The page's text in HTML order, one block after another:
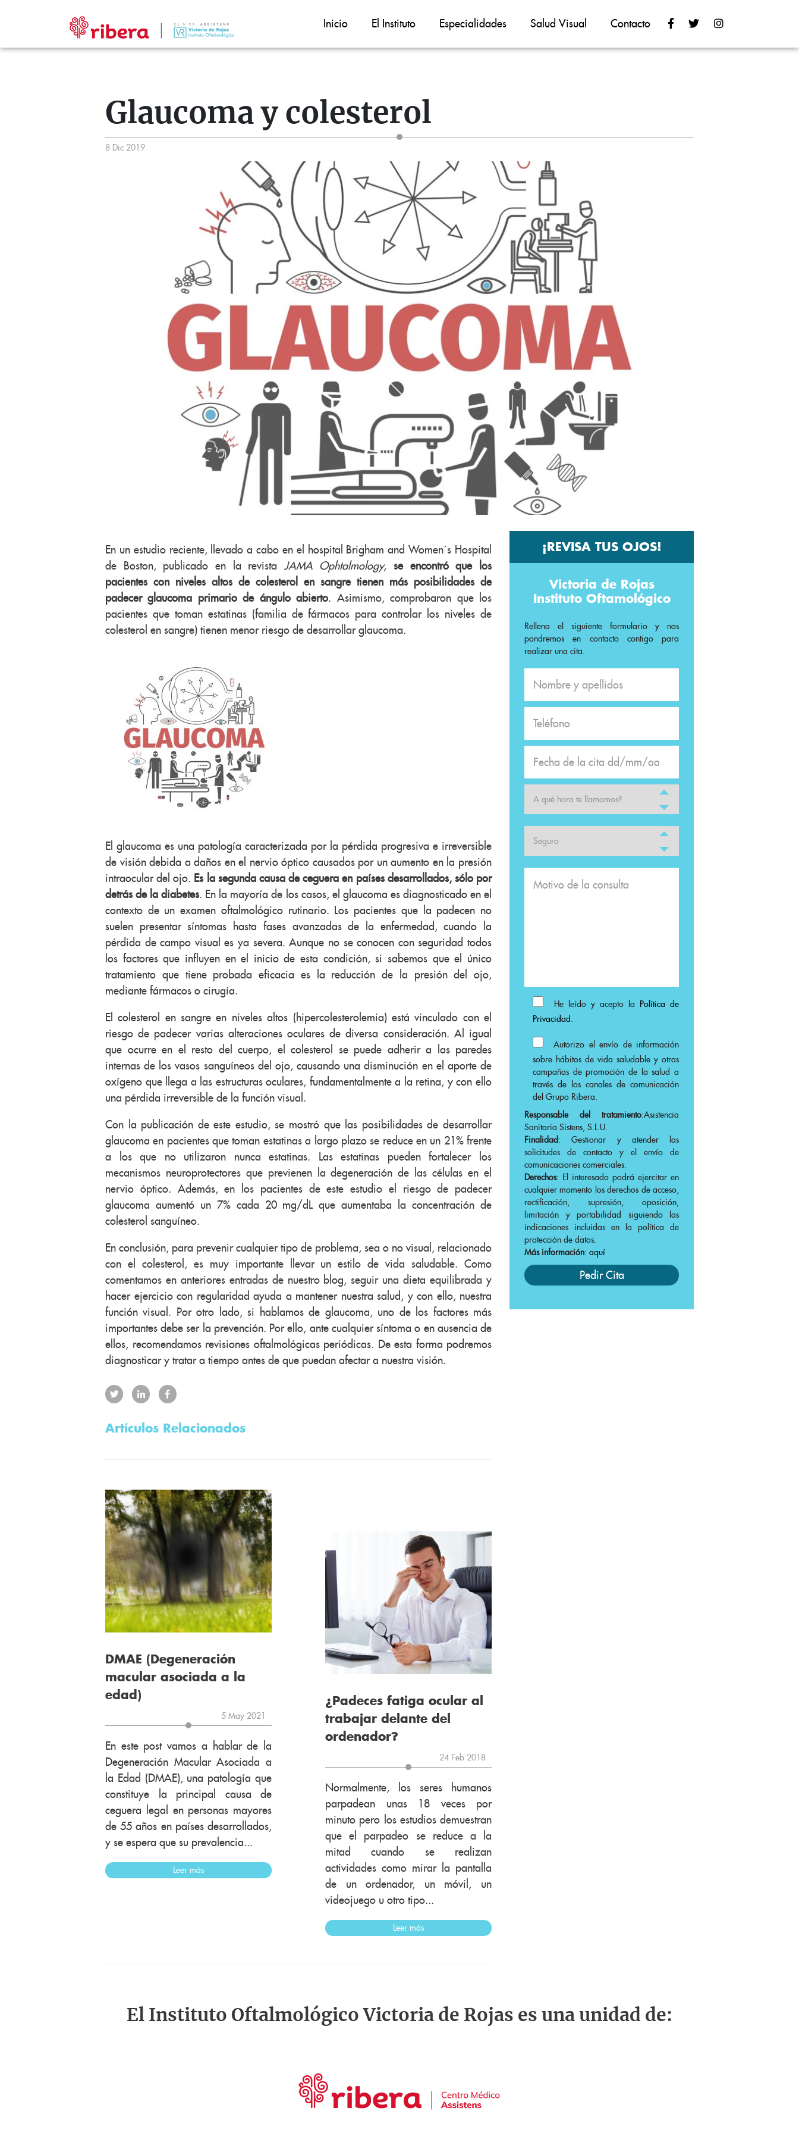
Inicio El Instituto Especialidades Salud Visual Contacto
Glaucoma y colesterol
8 Dic 2019
En un estudio reciente, llevado a cabo en el hospital Brigham and Women´s Hospital
de Boston, publicado en la revista JAMA Ophtalmology,se encontró que los
pacientes con niveles altos de colesterol en sangre tienen más posibilidades de
padecer glaucoma primario de ángulo abierto. Asimismo, comprobaron que los
pacientes que toman estatinas (familia de fármacos para controlar los niveles de
colesterol en sangre) tienen menor riesgo de desarrollar glaucoma.
El glaucoma es una patología caracterizada por la pérdida progresiva e irreversible
de visión debida a daños en el nervio óptico causados por un aumento en la presión
intraocular del ojo. Es la segunda causa de ceguera en países desarrollados, sólo por
detrás de la diabetes. En la mayoría de los casos, el glaucoma es diagnosticado en el
contexto de un examen oftalmológico rutinario. Los pacientes que la padecen no
suelen presentar síntomas hasta fases avanzadas de la enfermedad, cuando la
pérdida de campo visual es ya severa. Aunque no se conocen con seguridad todos
los factores que influyen en el inicio de esta condición, si sabemos que el único
tratamiento que tiene probada eficacia es la reducción de la presión del ojo,
mediante fármacos o cirugía.
El colesterol en sangre en niveles altos (hipercolesterolemia) está vinculado con el
riesgo de padecer varias alteraciones oculares de diversa consideración. Al igual
que ocurre en el resto del cuerpo, el colesterol se puede adherir a las paredes
internas de los vasos sanguíneos del ojo, causando una disminución en el aporte de
oxígeno que llega a las estructuras oculares, fundamentalmente a la retina, y con ello
una pérdida irreversible de la función visual.
Con la publicación de este estudio, se mostró que las posibilidades de desarrollar
glaucoma en pacientes que toman estatinas a largo plazo se reduce en un 21% frente
a los que no utilizaron nunca estatinas. Las estatinas pueden fortalecer los
mecanismos neuroprotectores que previenen la degeneración de las células en el
nervio óptico. Además, en los pacientes de este estudio el riesgo de padecer
glaucoma aumentó un 7% cada 20 mg/dL que aumentaba la concentración de
colesterol sanguíneo.
En conclusión, para prevenir cualquier tipo de problema, sea o no visual, relacionado
con el colesterol, es muy importante llevar un estilo de vida saludable. Como
comentamos en anteriores entradas de nuestro blog, seguir una dieta equilibrada y
hacer ejercicio con regularidad ayuda a mantener nuestra salud, y con ello, nuestra
función visual. Por otro lado, si hablamos de glaucoma, uno de los factores más
importantes debe ser la prevención. Por ello, ante cualquier síntoma o en ausencia de
ellos, recomendamos revisiones oftalmológicas periódicas. De esta forma podremos
diagnosticar y tratar a tiempo antes de que puedan afectar a nuestra visión.
Artículos Relacionados
DMAE (Degeneración
macular asociada a la
edad)
5 May 2021
En este post vamos a hablar de la
Degeneración Macular Asociada a
la Edad (DMAE), una patología que
constituye la principal causa de
ceguera legal en personas mayores
de 55 años en países desarrollados,
y se espera que su prevalencia...
Leer más
¿Padeces fatiga ocular al
trabajar delante del
ordenador?
24 Feb 2018
Normalmente, los seres humanos
parpadean unas 18 veces por
minuto pero los estudios demuestran
que el parpadeo se reduce a la
mitad cuando se realizan
actividades como mirar la pantalla
de un ordenador, un móvil, un
videojuego u otro tipo...
Leer más
¡REVISA TUS OJOS!
Victoria de Rojas
Instituto Oftamológico
Rellena el siguiente formulario y nos
pondremos en contacto contigo para
realizar una cita.
He leído y acepto la Política de
Privacidad.
Autorizo el envío de información
sobre hábitos de vida saludable y otras
campañas de promoción de la salud a
través de los canales de comunicación
del Grupo Ribera.
Responsable del tratamiento:Asistencia
Sanitaria Sistens, S.L.U.
Finalidad: Gestionar y atender las
solicitudes de contacto y el envío de
comunicaciones comerciales.
Derechos: El interesado podrá ejercitar en
cualquier momento los derechos de acceso,
rectificación, supresión, oposición,
limitación y portabilidad siguiendo las
indicaciones incluidas en la política de
protección de datos.
Más información: aquí
El Instituto Oftalmológico Victoria de Rojas es una unidad de: